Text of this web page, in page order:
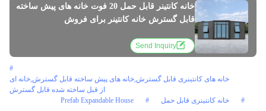
خانه کانتینر قابل حمل 20 فوت خانه های پیش ساخته
قابل گسترش خانه کانتینر برای فروش
Send Inquiry
#
خانه های کانتینری قابل گسترش,خانه های پیش ساخته قابل گسترش,خانه ای
از قبل ساخته شده قابل گسترش
#
خانه کانتینری قابل حمل #
Prefab Expandable House